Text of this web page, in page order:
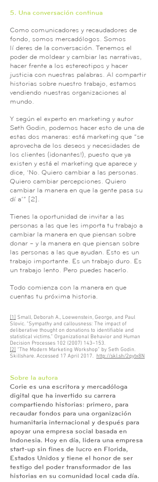
5. Una conversación continua
Como comunicadores y recaudadores de
fondo, somos mercadólogos. Somos
líderes de la conversación. Tenemos el
poder de moldear y cambiar las narrativas,
hacer frente a los estereotipos y hacer
justicia con nuestras palabras. Al compartir
historias sobre nuestro trabajo, estamos
vendiendo nuestras organizaciones al
mundo.
Y según el experto en marketing y autor
Seth Godin, podemos hacer esto de una de
estas dos maneras: está marketing que “se
aprovecha de los deseos y necesidades de
los clientes (¡donantes!), puesto que ya
existen y está el marketing que aparece y
dice, ‘No. Quiero cambiar a las personas.
Quiero cambiar percepciones. Quiero
cambiar la manera en que la gente pasa su
día’” [2].
Tienes la oportunidad de invitar a las
personas a las que les importa tu trabajo a
cambiar la manera en que piensan sobre
donar – y la manera en que piensan sobre
las personas a las que ayudan. Esto es un
trabajo importante. Es un trabajo duro. Es
un trabajo lento. Pero puedes hacerlo.
Todo comienza con la manera en que
cuentas tu próxima historia.
[1] Small, Deborah A., Loewenstein, George, and Paul
Slovic. “Sympathy and callousness: The impact of
deliberative thought on donations to identifiable and
statistical victims.” Organizational Behavior and Human
Decision Processes 102 (2007) 143–153.
[2] “The Modern Marketing Workshop” by Seth Godin.
Skillshare. Accessed 17 April 2017. http://skl.sh/2qytx8N
Sobre la autora
Corie es una escritora y mercadóloga
digital que ha invertido su carrera
compartiendo historias: primero, para
recaudar fondos para una organización
humanitaria internacional y después para
apoyar una empresa social basada en
Indonesia. Hoy en día, lidera una empresa
start-up sin fines de lucro en Florida,
Estados Unidos y tiene el honor de ser
testigo del poder transformador de las
historias en su comunidad local cada día.